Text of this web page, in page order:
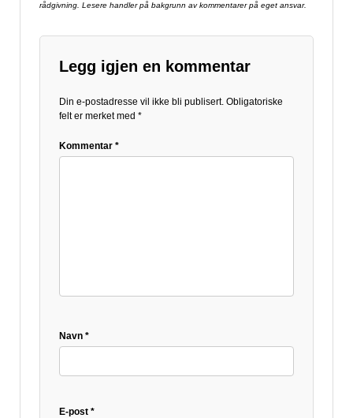
Legg igjen en kommentar
Din e-postadresse vil ikke bli publisert. Obligatoriske
felt er merket med *
Kommentar *
Navn *
E-post *
rådgivning. Lesere handler på bakgrunn av kommentarer på eget ansvar.